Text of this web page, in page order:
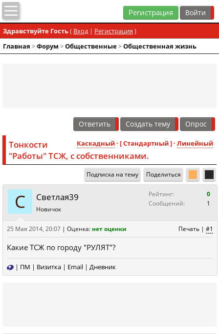
Регистрация
Здравствуйте Гость( Вход| Регистрация )
Главная >Форум >Общественные>Общественная жизнь
Ответить Создать тему Опрос
Каскадный· [ Стандартный ] · Линейный
Тонкости
"Работы" ТСЖ, с собственниками.
Подписка на тему Поделиться
С Светлая39
Новичок
Рейтинг:
0
Сообщений:
1
Печать | #1
25 Мая 2014, 20:07 | Оценка: нет оценки
Какие ТСЖ по городу "РУЛЯТ"?
| ПМ | Визитка | Email | Дневник